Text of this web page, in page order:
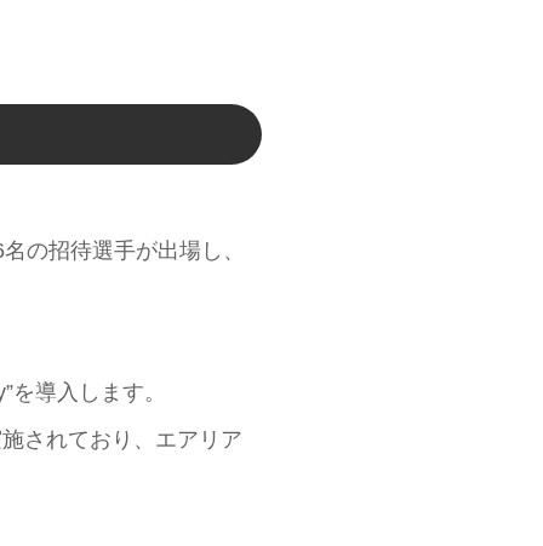
の招待選手が出場し、
導入します。
されており、エアリア